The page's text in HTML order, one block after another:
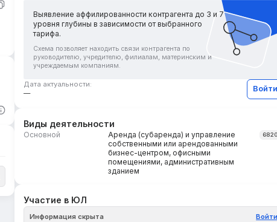
Выявление аффилированности контрагента до 3 и 7
уровня глубины в зависимости от выбранного
тарифа.
Схема позволяет находить связи контрагента по
руководителю, учредителю, филиалам, материнским и
учреждаемым компаниям.
Дата актуальности:
—
Войти
Виды деятельности
Основной
Аренда (субаренда) и управление
собственными или арендованными
бизнес-центром, офисными
помещениями, административным
зданием
Участие в ЮЛ
Информация скрыта Войти